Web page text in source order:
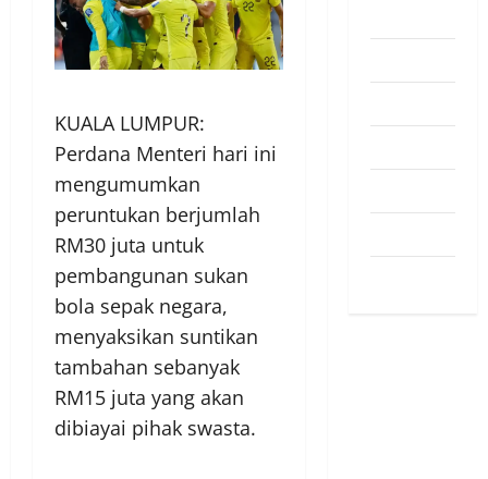
KUALA LUMPUR:
Perdana Menteri hari ini
mengumumkan
peruntukan berjumlah
RM30 juta untuk
pembangunan sukan
bola sepak negara,
menyaksikan suntikan
tambahan sebanyak
RM15 juta yang akan
dibiayai pihak swasta.